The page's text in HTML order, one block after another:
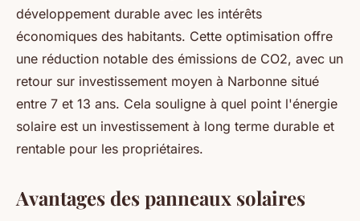
développement durable avec les intérêts
économiques des habitants. Cette optimisation offre
une réduction notable des émissions de CO2, avec un
retour sur investissement moyen à Narbonne situé
entre 7 et 13 ans. Cela souligne à quel point l'énergie
solaire est un investissement à long terme durable et
rentable pour les propriétaires.
Avantages des panneaux solaires